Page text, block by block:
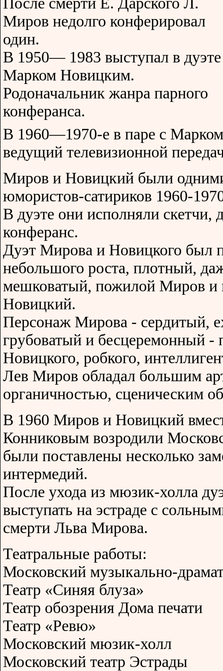
Миров недолго конферировал
один.
В 1950— 1983 выступал в
Марком Новицким.
Родоначальник жанра парного
конферанса.
В 1960—1970-е в паре с
ведущий телевизионной
Миров и Новицкий были
юмористов-сатириков 1960-
В дуэте они исполняли скетчи,
конферанс.
Дуэт Мирова и Новицкого был
небольшого роста, плотный,
мешковатый, пожилой Миров и
Новицкий.
Персонаж Мирова - сердитый,
грубоватый и бесцеремонный -
Новицкого, робкого,
Лев Миров обладал большим
органичностью, сценическим
В 1960 Миров и Новицкий
Конниковым возродили
были поставлены несколько
интермедий.
После ухода из мюзик-холла
выступать на эстраде с
смерти Льва Мирова.
Театральные работы:
Московский музыкально-
Театр «Синяя блуза»
Театр обозрения Дома печати
Театр «Ревю»
Московский мюзик-холл
Московский театр Эстрады